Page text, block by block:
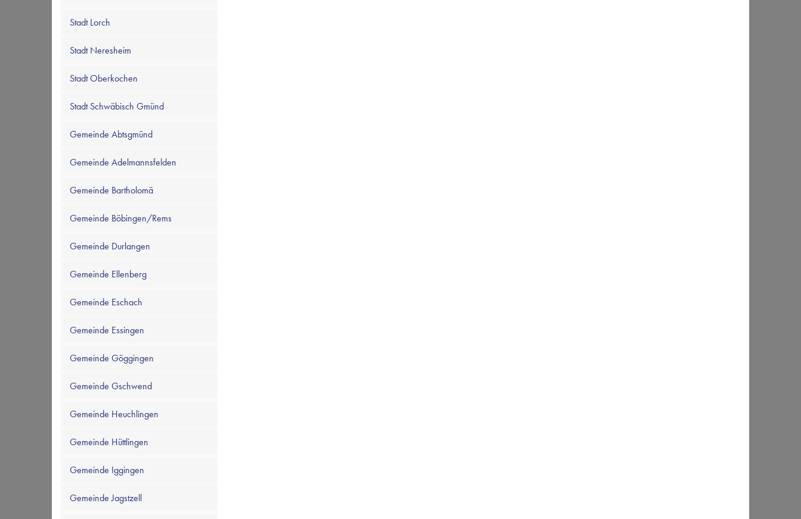
Stadt Lorch
Stadt Neresheim
Stadt Oberkochen
Stadt Schwäbisch Gmünd
Gemeinde Abtsgmünd
Gemeinde Adelmannsfelden
Gemeinde Bartholomä
Gemeinde Böbingen/Rems
Gemeinde Durlangen
Gemeinde Ellenberg
Gemeinde Eschach
Gemeinde Essingen
Gemeinde Göggingen
Gemeinde Gschwend
Gemeinde Heuchlingen
Gemeinde Hüttlingen
Gemeinde Iggingen
Gemeinde Jagstzell